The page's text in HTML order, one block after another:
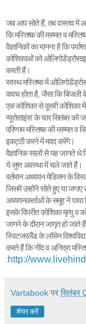
जब आप सोते हैं, तब वास्तव में
कि मस्तिष्क की मरम्मत व
वैज्ञानिकों का मानना है कि
कोशिकाओं को
करती हैं।
स्वस्थ मस्तिष्क में
कवच होता है, जैसा कि बिजली
एक कोशिका से दूसरी कोशिका
न्यूरोसाइंस' के चार सितंबर को
परिणाम मस्तिष्क की मरम्मत व
इकट्ठी करने में मदद करेंगे।
वैज्ञानिक सालों से यह जानते थे
ये सुप्त अवस्था में चले जाते हैं।
वर्तमान अध्ययन मेडिसन के
जिसमें उन्होंने सोते हुए या
अध्ययनकर्ताओं के समूह ने पाया
इसके विपरीत कोशिका मृत्यु व
जागने के दौरान जागृत हो जाते
स्विटजरलैंड के लॉसेन
करते हैं कि नींद व अनिद्रा
:http://
Vartabook पर सितंबर
शेयर करें